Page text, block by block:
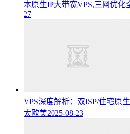
本原生IP大带宽VPS,三网优化
27
VPS深度解析：双ISP/住宅原
太欧美2025-08-23